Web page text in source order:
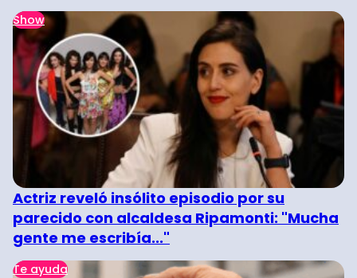
Show
Actriz reveló insólito episodio por su
parecido con alcaldesa Ripamonti: "Mucha
gente me escribía..."
Te ayuda